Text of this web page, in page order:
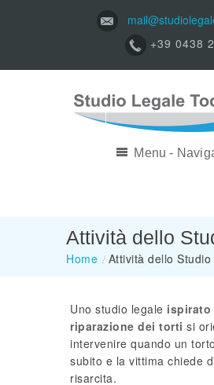
+39 0438
Menu -
Attività dello
Home / Attività dello Studio
Uno studio legale ispirato
riparazione dei torti si
intervenire quando un
subito e la vittima chiede
risarcita.